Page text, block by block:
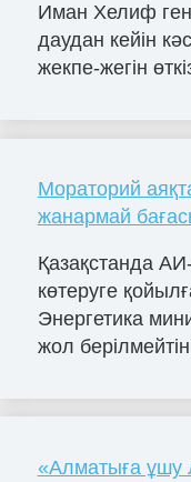
Иман Хелиф
даудан кейін
жекпе-жегін
Мораторий
жанармай
Қазақстанда
көтеруге
Энергетика
жол
«Алматыға ұшу